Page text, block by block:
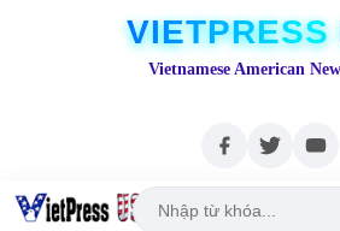
VIETPRESS
Vietnamese American